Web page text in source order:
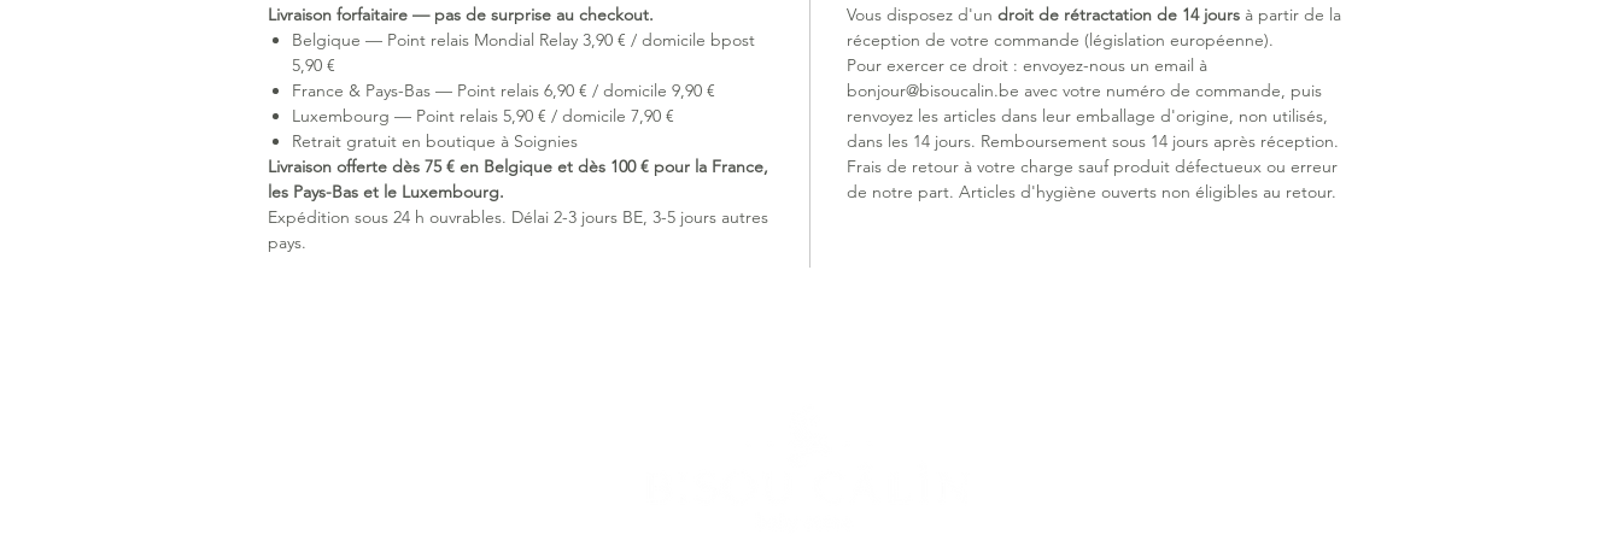
Grâce à son design évolutif, ce biberon
accompagne votre enfant dans son
apprentissage autonome, en garantissant
une utilisation pratique et sans fuite.
Livraison forfaitaire — pas de surprise au checkout.
Belgique — Point relais Mondial Relay 3,90 € / domicile bpost
5,90 €
France & Pays-Bas — Point relais 6,90 € / domicile 9,90 €
Luxembourg — Point relais 5,90 € / domicile 7,90 €
Retrait gratuit en boutique à Soignies
Livraison offerte dès 75 € en Belgique et dès 100 € pour la France,
les Pays-Bas et le Luxembourg.
Expédition sous 24 h ouvrables. Délai 2-3 jours BE, 3-5 jours autres
pays.
Vous disposez d'un droit de rétractation de 14 jours à partir de la
réception de votre commande (législation européenne).
Pour exercer ce droit : envoyez-nous un email à
bonjour@bisoucalin.be avec votre numéro de commande, puis
renvoyez les articles dans leur emballage d'origine, non utilisés,
dans les 14 jours. Remboursement sous 14 jours après réception.
Frais de retour à votre charge sauf produit défectueux ou erreur
de notre part. Articles d'hygiène ouverts non éligibles au retour.